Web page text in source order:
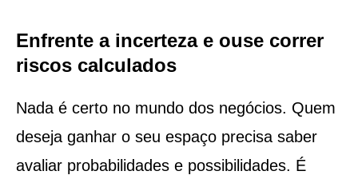
Enfrente a incerteza e ouse correr
riscos calculados
Nada é certo no mundo dos negócios. Quem
deseja ganhar o seu espaço precisa saber
avaliar probabilidades e possibilidades. É